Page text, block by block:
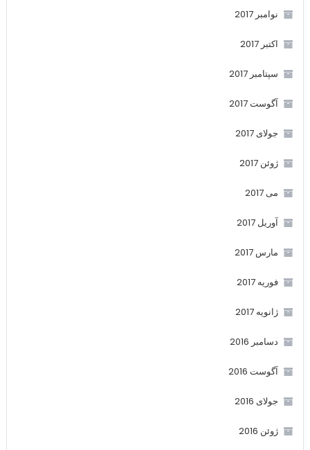
نوامبر 2017
اکتبر 2017
سپتامبر 2017
آگوست 2017
جولای 2017
ژوئن 2017
می 2017
آوریل 2017
مارس 2017
فوریه 2017
ژانویه 2017
دسامبر 2016
آگوست 2016
جولای 2016
ژوئن 2016